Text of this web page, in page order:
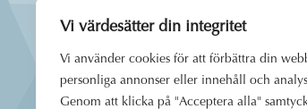
Vi värdesätter din integritet
Vi använder cookies för att förbättra din
personliga annonser eller innehåll och
Genom att klicka på "Acceptera alla"
Äta
Dagens lunch